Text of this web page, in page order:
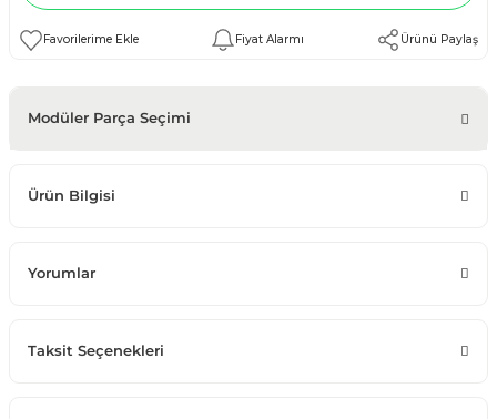
Fiyat Alarmı Ürünü Paylaş
Modüler Parça Seçimi
Ürün Bilgisi
Yorumlar
Taksit Seçenekleri